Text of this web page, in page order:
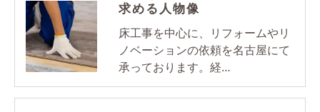
求める人物像
床工事を中心に、リフォームやリ
ノベーションの依頼を名古屋にて
承っております。経…